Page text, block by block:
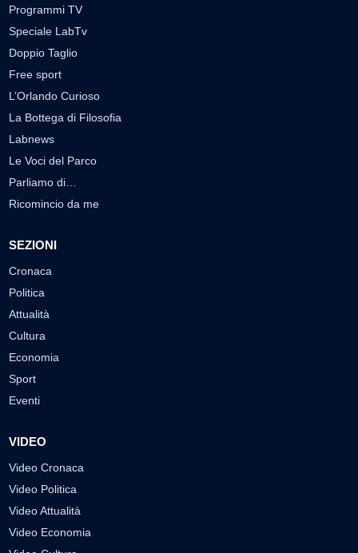
Programmi TV
Speciale LabTv
Doppio Taglio
Free sport
L’Orlando Curioso
La Bottega di Filosofia
Labnews
Le Voci del Parco
Parliamo di…
Ricomincio da me
SEZIONI
Cronaca
Politica
Attualità
Cultura
Economia
Sport
Eventi
VIDEO
Video Cronaca
Video Politica
Video Attualità
Video Economia